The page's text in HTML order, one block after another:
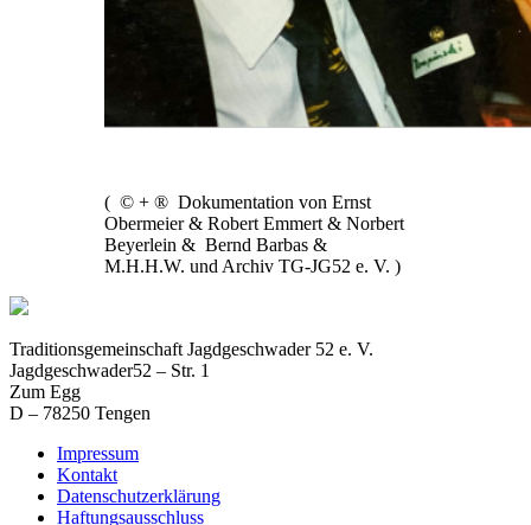
( © + ® Dokumentation von Ernst
Obermeier & Robert Emmert & Norbert
Beyerlein & Bernd Barbas &
M.H.H.W. und Archiv TG-JG52 e. V. )
Traditionsgemeinschaft Jagdgeschwader 52 e. V.
Jagdgeschwader52 – Str. 1
Zum Egg
D – 78250 Tengen
Impressum
Kontakt
Datenschutzerklärung
Haftungsausschluss